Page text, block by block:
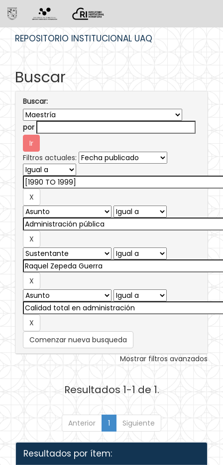
REPOSITORIO INSTITUCIONAL UAQ
Buscar
Buscar:
por
Filtros actuales:
Comenzar nueva busqueda
Mostrar filtros avanzados
Resultados 1-1 de 1.
Anterior 1 Siguiente
Resultados por ítem: